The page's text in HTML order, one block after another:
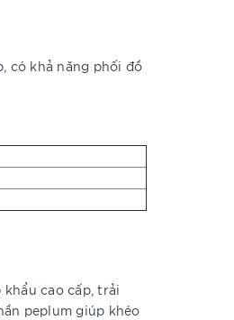
có khả năng phối đồ
cao cấp, trải
peplum giúp khéo